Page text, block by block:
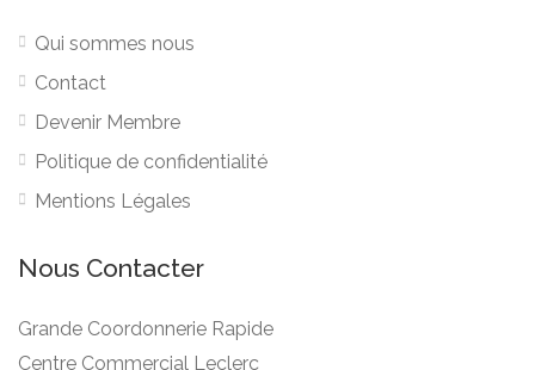
Qui sommes nous
Contact
Devenir Membre
Politique de confidentialité
Mentions Légales
Nous Contacter
Grande Coordonnerie Rapide
Centre Commercial Leclerc